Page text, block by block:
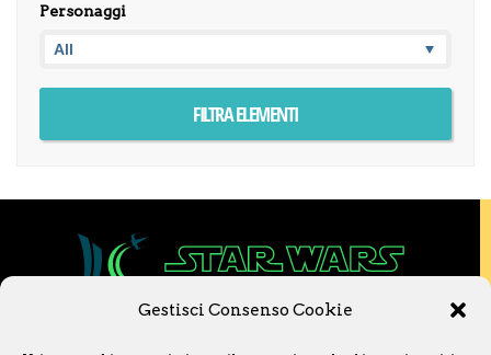
Gestisci Consenso Cookie
Personaggi